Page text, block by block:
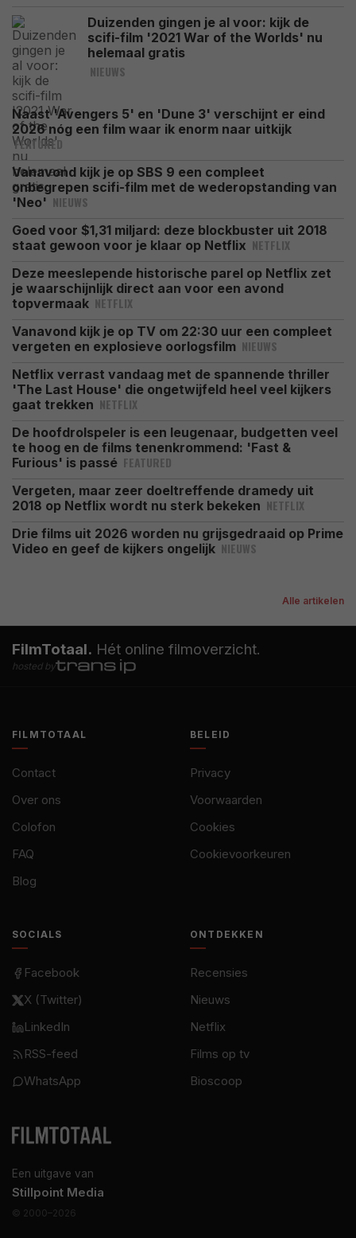
Duizenden gingen je al voor: kijk de
scifi-film '2021 War of the Worlds' nu
helemaal gratis
NIEUWS
Naast 'Avengers 5' en 'Dune 3' verschijnt er eind
2026 nóg een film waar ik enorm naar uitkijk
FEATURED
Vanavond kijk je op SBS 9 een compleet
onbegrepen scifi-film met de wederopstanding van
'Neo' NIEUWS
Goed voor $1,31 miljard: deze blockbuster uit 2018
staat gewoon voor je klaar op Netflix NETFLIX
Deze meeslepende historische parel op Netflix zet
je waarschijnlijk direct aan voor een avond
topvermaak NETFLIX
Vanavond kijk je op TV om 22:30 uur een compleet
vergeten en explosieve oorlogsfilm NIEUWS
Netflix verrast vandaag met de spannende thriller
'The Last House' die ongetwijfeld heel veel kijkers
gaat trekken NETFLIX
De hoofdrolspeler is een leugenaar, budgetten veel
te hoog en de films tenenkrommend: 'Fast &
Furious' is passé FEATURED
Vergeten, maar zeer doeltreffende dramedy uit
2018 op Netflix wordt nu sterk bekeken NETFLIX
Drie films uit 2026 worden nu grijsgedraaid op Prime
Video en geef de kijkers ongelijk NIEUWS
Alle artikelen
FilmTotaal. Hét online filmoverzicht.
hosted by
Een uitgave van
Stillpoint Media
© 2000–2026
FILMTOTAAL
Contact
Over ons
Colofon
FAQ
Blog
BELEID
Privacy
Voorwaarden
Cookies
Cookievoorkeuren
SOCIALS
Facebook
X (Twitter)
LinkedIn
RSS-feed
WhatsApp
ONTDEKKEN
Recensies
Nieuws
Netflix
Films op tv
Bioscoop